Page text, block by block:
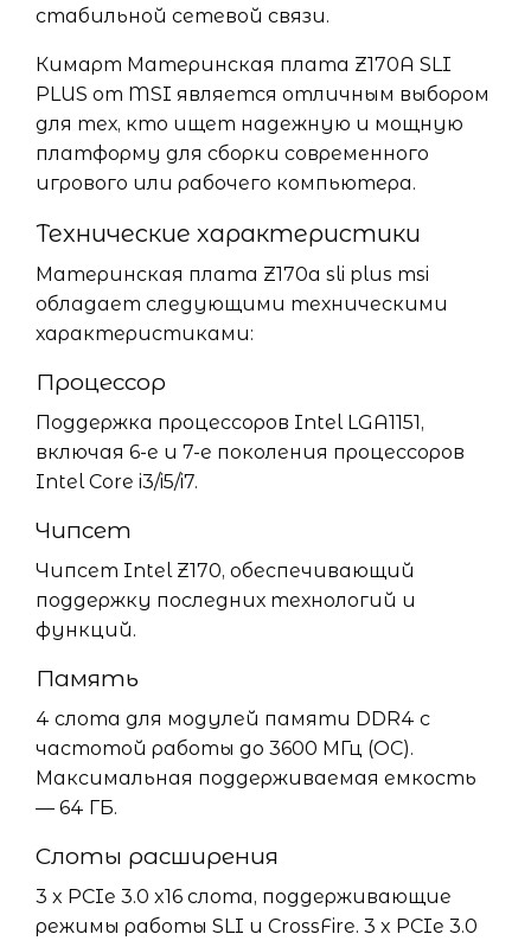
стабильной сетевой связи.
Кимарт Материнская плата Z170A SLI
PLUS от MSI является отличным выбором
для тех, кто ищет надежную и мощную
платформу для сборки современного
игрового или рабочего компьютера.
Технические характеристики
Материнская плата Z170a sli plus msi
обладает следующими техническими
характеристиками:
Процессор
Поддержка процессоров Intel LGA1151,
включая 6-е и 7-е поколения процессоров
Intel Core i3/i5/i7.
Чипсет
Чипсет Intel Z170, обеспечивающий
поддержку последних технологий и
функций.
Память
4 слота для модулей памяти DDR4 с
частотой работы до 3600 МГц (OC).
Максимальная поддерживаемая емкость
— 64 ГБ.
Слоты расширения
3 x PCIe 3.0 x16 слота, поддерживающие
режимы работы SLI и CrossFire. 3 x PCIe 3.0